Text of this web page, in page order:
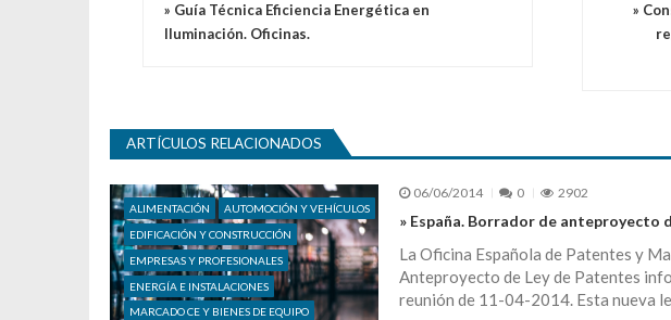
» Guía Técnica Eficiencia Energética en
Iluminación. Oficinas.
»
ARTÍCULOS RELACIONADOS
ALIMENTACIÓN
AUTOMOCIÓN Y VEHÍCULOS
EDIFICACIÓN Y CONSTRUCCIÓN
EMPRESAS Y PROFESIONALES
ENERGÍA E INSTALACIONES
MARCADO CE Y BIENES DE EQUIPO
06/06/2014 0 2902
» España. Borrador de anteproyecto
La Oficina Española de Patentes y
Anteproyecto de Ley de Patentes
reunión de 11-04-2014. Esta nueva